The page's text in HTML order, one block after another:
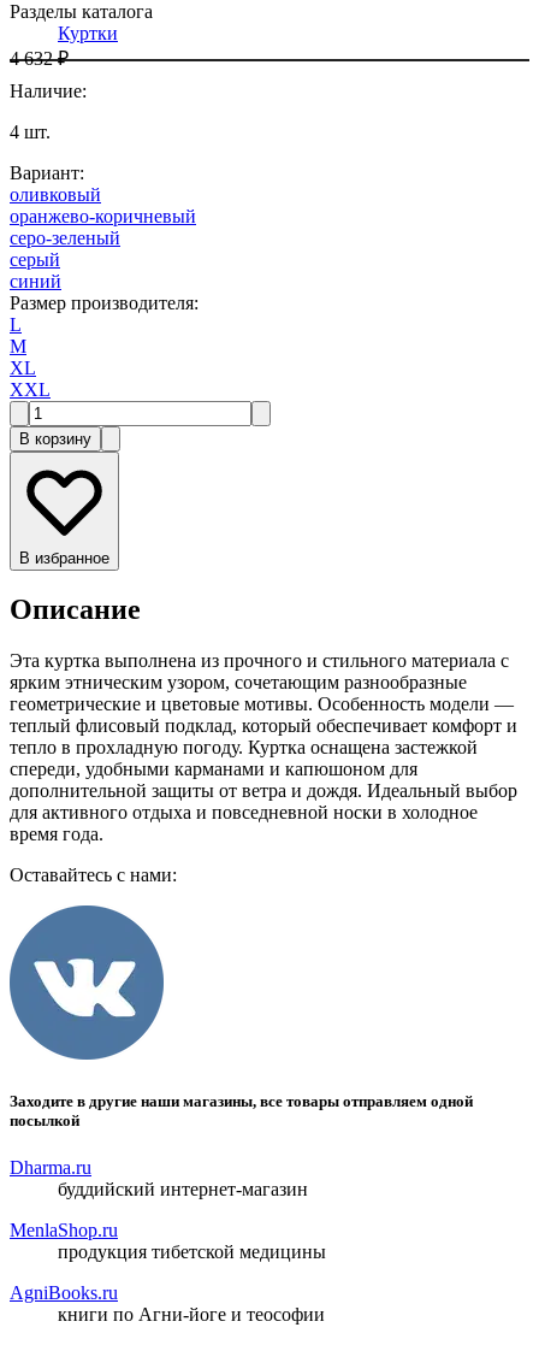
Разделы каталога
Куртки
4 632 ₽
Наличие:
4 шт.
Вариант:
оливковый
оранжево-коричневый
серо-зеленый
серый
синий
Размер производителя:
L
M
XL
XXL
В корзину
В избранное
Описание
Эта куртка выполнена из прочного и стильного материала с
ярким этническим узором, сочетающим разнообразные
геометрические и цветовые мотивы. Особенность модели —
теплый флисовый подклад, который обеспечивает комфорт и
тепло в прохладную погоду. Куртка оснащена застежкой
спереди, удобными карманами и капюшоном для
дополнительной защиты от ветра и дождя. Идеальный выбор
для активного отдыха и повседневной носки в холодное
время года.
Оставайтесь с нами:
Заходите в другие наши магазины, все товары отправляем одной
посылкой
Dharma.ru
буддийский интернет-магазин
MenlaShop.ru
продукция тибетской медицины
AgniBooks.ru
книги по Агни-йоге и теософии